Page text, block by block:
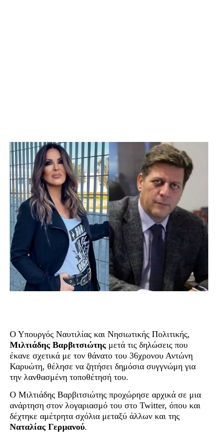
Ο Υπουργός Ναυτιλίας και Νησιωτικής Πολιτικής,
Μιλτιάδης Βαρβιτσιώτης μετά τις δηλώσεις που
έκανε σχετικά με τον θάνατο του 36χρονου Αντώνη
Καρυώτη, θέλησε να ζητήσει δημόσια συγγνώμη για
την λανθασμένη τοποθέτησή του.
Ο Μιλτιάδης Βαρβιτσιώτης προχώρησε αρχικά σε μια
ανάρτηση στον λογαριασμό του στο Twitter, όπου και
δέχτηκε αμέτρητα σχόλια μεταξύ άλλων και της
Ναταλίας Γερμανού.